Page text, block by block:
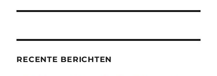
RECENTE BERICHTEN